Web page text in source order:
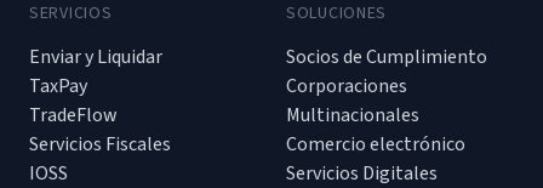
SERVICIOS
Enviar y Liquidar
TaxPay
TradeFlow
Servicios Fiscales
IOSS
SOLUCIONES
Socios de Cumplimiento
Corporaciones
Multinacionales
Comercio electrónico
Servicios Digitales